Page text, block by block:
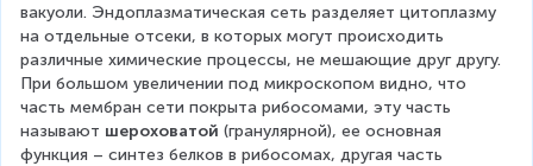
вакуоли. Эндоплазматическая сеть разделяет цитоплазму
на отдельные отсеки, в которых могут происходить
различные химические процессы, не мешающие друг другу.
При большом увеличении под микроскопом видно, что
часть мембран сети покрыта рибосомами, эту часть
называют шероховатой (гранулярной), ее основная
функция – синтез белков в рибосомах, другая часть